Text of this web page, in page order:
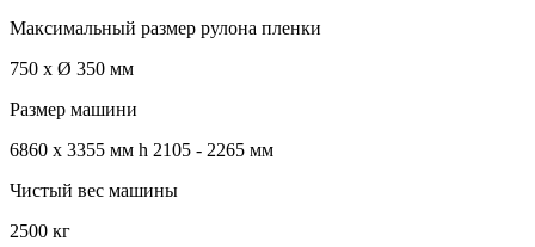
Максимальный размер рулона пленки
750 x Ø 350 мм
Размер машини
6860 x 3355 мм h 2105 - 2265 мм
Чистый вес машины
2500 кг